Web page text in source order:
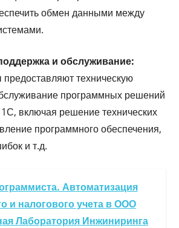
обмен данными между
и обслуживание:
техническую
программных решений
включая решение технических
программного обеспечения,
и т.д.
Автоматизация
и налогового учета в ООО
Лаборатория Инжиниринга